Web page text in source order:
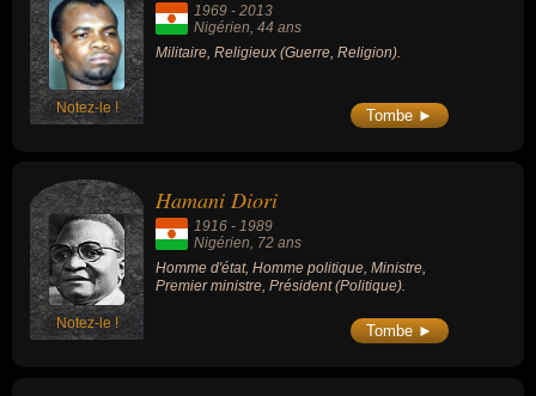
Notez-le !
1969 - 2013
Nigérien , 44 ans
Militaire, Religieux (Guerre, Religion).
Tombe ►
Notez-le !
Hamani Diori
1916 - 1989
Nigérien, 72 ans
Homme d'état, Homme politique, Ministre,
Premier ministre, Président (Politique).
Tombe ►